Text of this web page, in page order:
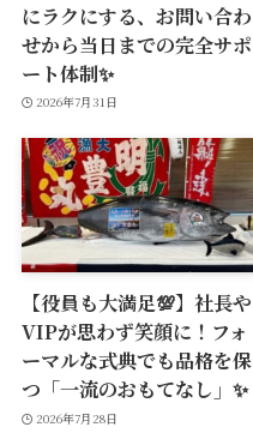
にラクにする、お問い合わ
せから当日までの完全サポ
ート体制✨
2026年7月31日
【役員も大満足💯】社長や
VIPが思わず笑顔に！フォ
ーマルな式典でも品格を保
つ「一流のおもてなし」✨
2026年7月28日